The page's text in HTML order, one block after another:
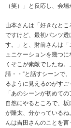
（笑）」と反応し、会
山本さんは「好きなと
ですけど、最初パンツ
す。」と、財前さんは「
ュニケーションを幾つ
くそこが素敵でしたね
請・・“と話すシーンで
るように見えるのがす
「あのシーンが初めて
自然にやるところで、
が隆太、分かっている
んは吉田さんのことを